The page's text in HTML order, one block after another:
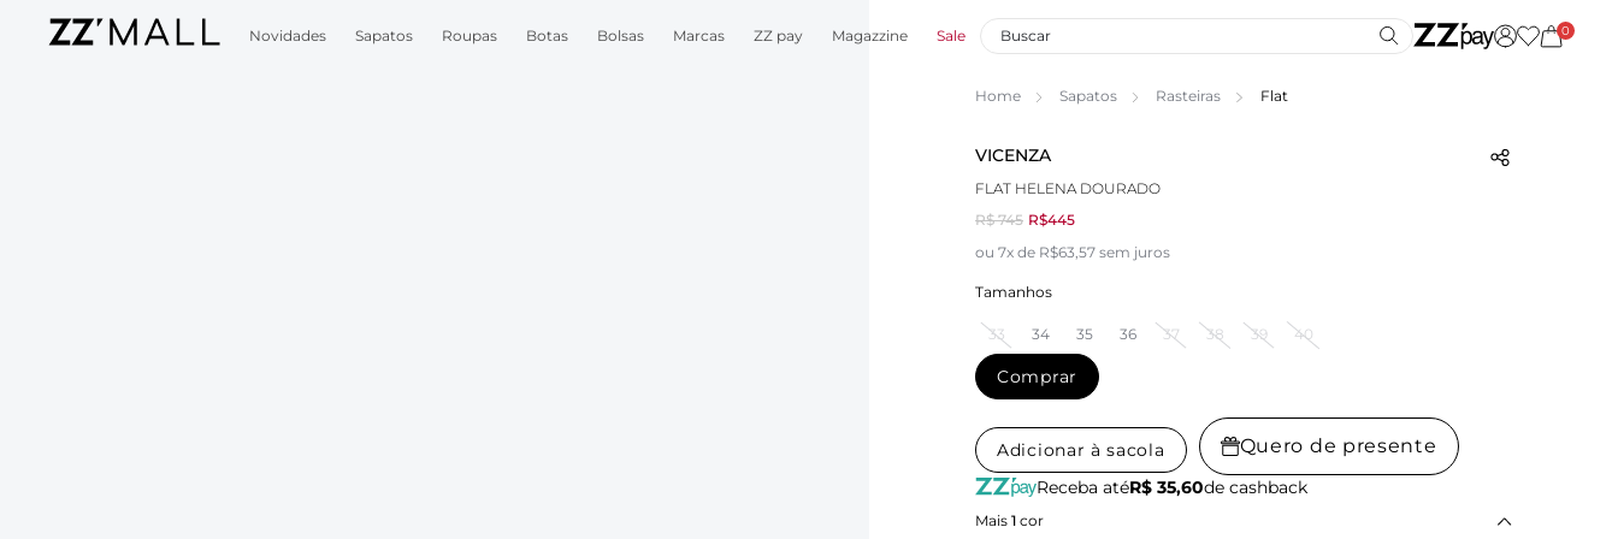
Novidades Sapatos Roupas Botas Bolsas Marcas ZZ pay Magazzine Sale 0
Home Sapatos Rasteiras Flat
VICENZA
FLAT HELENA DOURADO
R$ 745 R$445
ou 7x de R$63,57 sem juros
Tamanhos
33 34 35 36 37 38 39 40
Comprar
Adicionar à sacola Quero de presente
Receba atéR$ 35,60de cashback
Mais 1 cor